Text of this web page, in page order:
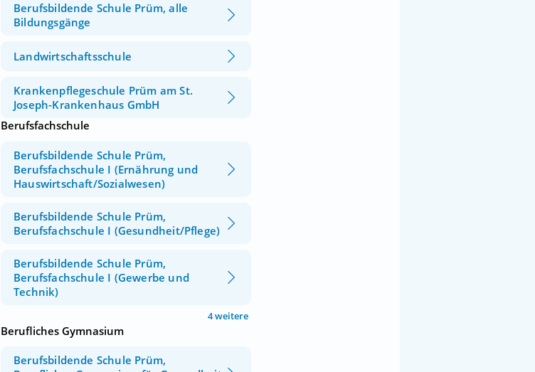
Berufsbildende Schule Prüm, alle
Bildungsgänge
Landwirtschaftsschule
Krankenpflegeschule Prüm am St.
Joseph-Krankenhaus GmbH
Berufsfachschule
Berufsbildende Schule Prüm,
Berufsfachschule I (Ernährung und
Hauswirtschaft/Sozialwesen)
Berufsbildende Schule Prüm,
Berufsfachschule I (Gesundheit/Pflege)
Berufsbildende Schule Prüm,
Berufsfachschule I (Gewerbe und
Technik)
4 weitere
Berufliches Gymnasium
Berufsbildende Schule Prüm,